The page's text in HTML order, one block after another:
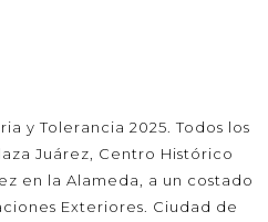
y Tolerancia 2025. Todos los
Juárez, Centro Histórico
en la Alameda, a un costado
Exteriores. Ciudad de